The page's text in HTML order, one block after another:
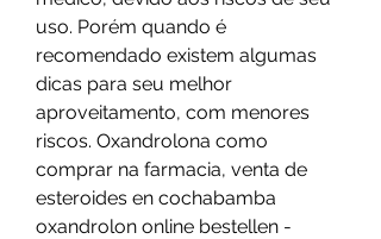
uso. Porém quando é
recomendado existem algumas
dicas para seu melhor
aproveitamento, com menores
riscos. Oxandrolona como
comprar na farmacia, venta de
esteroides en cochabamba
oxandrolon online bestellen -